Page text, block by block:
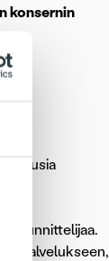
konsernin
Uusia
palvelukseen,